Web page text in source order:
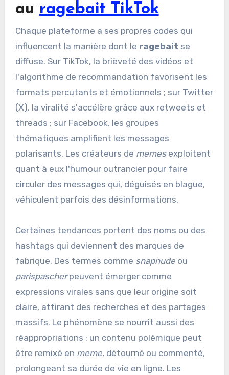
au ragebait TikTok
Chaque plateforme a ses propres codes qui
influencent la manière dont le ragebait se
diffuse. Sur TikTok, la brièveté des vidéos et
l'algorithme de recommandation favorisent les
formats percutants et émotionnels ; sur Twitter
(X), la viralité s'accélère grâce aux retweets et
threads ; sur Facebook, les groupes
thématiques amplifient les messages
polarisants. Les créateurs de memesexploitent
quant à eux l'humour outrancier pour faire
circuler des messages qui, déguisés en blague,
véhiculent parfois des désinformations.
Certaines tendances portent des noms ou des
hashtags qui deviennent des marques de
fabrique. Des termes comme snapnudeou
parispascherpeuvent émerger comme
expressions virales sans que leur origine soit
claire, attirant des recherches et des partages
massifs. Le phénomène se nourrit aussi des
réappropriations : un contenu polémique peut
être remixé en meme, détourné ou commenté,
prolongeant sa durée de vie en ligne. Les